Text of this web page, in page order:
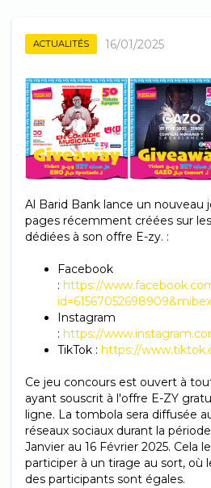
ACTUALITÉS 16/01/2025
Al Barid Bank lance un nouveau
pages récemment créées sur
dédiées à son offre E-zy. :
Facebook
: https://
Instagram
: https://
TikTok : https://
Ce jeu concours est ouvert à
ayant souscrit à l'offre E-ZY
ligne. La tombola sera diffusée
réseaux sociaux durant la
Janvier au 16 Février 2025. Cela
participer à un tirage au sort, où
des participants sont égales.